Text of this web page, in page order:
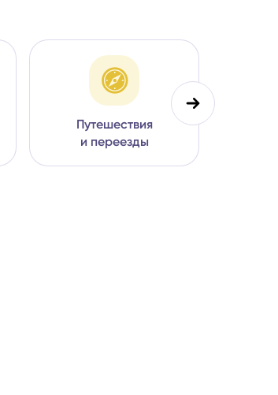
Путешествия
и переезды